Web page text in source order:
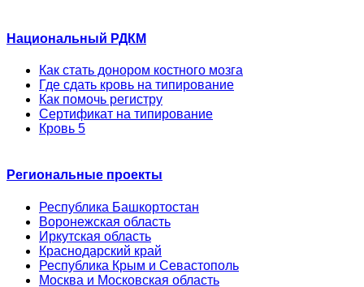
Национальный РДКМ
Как стать донором костного мозга
Где сдать кровь на типирование
Как помочь регистру
Сертификат на типирование
Кровь 5
Региональные проекты
Республика Башкортостан
Воронежская область
Иркутская область
Краснодарский край
Республика Крым и Севастополь
Москва и Московская область